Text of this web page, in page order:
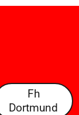
Fh
Dortmund